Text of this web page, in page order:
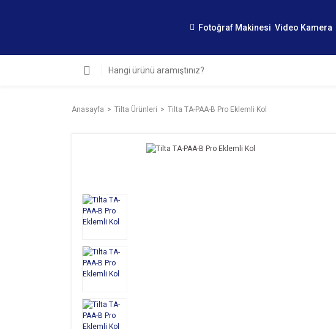
Fotoğraf Makinesi Video Kamera
Anasayfa Tilta Ürünleri Tilta TA-PAA-B Pro Eklemli Kol